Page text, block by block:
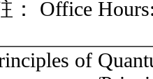
Office
of